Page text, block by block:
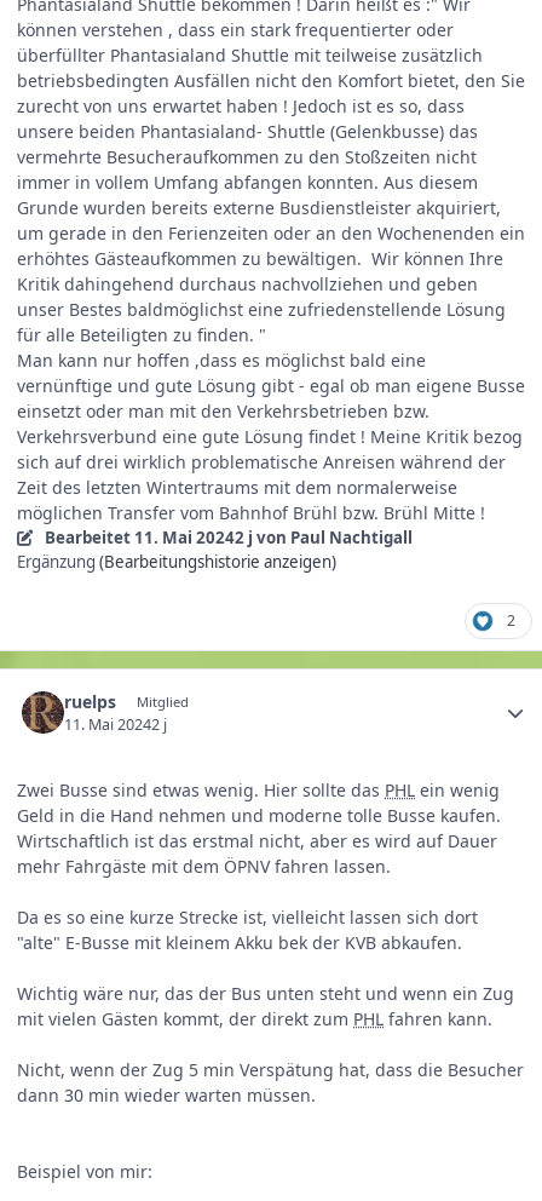
können verstehen , dass ein stark frequentierter oder
überfüllter Phantasialand Shuttle mit teilweise zusätzlich
betriebsbedingten Ausfällen nicht den Komfort bietet, den Sie
zurecht von uns erwartet haben ! Jedoch ist es so, dass
unsere beiden Phantasialand- Shuttle (Gelenkbusse) das
vermehrte Besucheraufkommen zu den Stoßzeiten nicht
immer in vollem Umfang abfangen konnten. Aus diesem
Grunde wurden bereits externe Busdienstleister akquiriert,
um gerade in den Ferienzeiten oder an den Wochenenden ein
erhöhtes Gästeaufkommen zu bewältigen. Wir können Ihre
Kritik dahingehend durchaus nachvollziehen und geben
unser Bestes baldmöglichst eine zufriedenstellende Lösung
für alle Beteiligten zu finden. "
Man kann nur hoffen ,dass es möglichst bald eine
vernünftige und gute Lösung gibt - egal ob man eigene Busse
einsetzt oder man mit den Verkehrsbetrieben bzw.
Verkehrsverbund eine gute Lösung findet ! Meine Kritik bezog
sich auf drei wirklich problematische Anreisen während der
Zeit des letzten Wintertraums mit dem normalerweise
möglichen Transfer vom Bahnhof Brühl bzw. Brühl Mitte !
Bearbeitet 11. Mai 20242 j von Paul Nachtigall
Ergänzung (Bearbeitungshistorie anzeigen)
2
ruelps Mitglied
11. Mai 20242 j
Zwei Busse sind etwas wenig. Hier sollte das PHL ein wenig
Geld in die Hand nehmen und moderne tolle Busse kaufen.
Wirtschaftlich ist das erstmal nicht, aber es wird auf Dauer
mehr Fahrgäste mit dem ÖPNV fahren lassen.
Da es so eine kurze Strecke ist, vielleicht lassen sich dort
"alte" E-Busse mit kleinem Akku bek der KVB abkaufen.
Wichtig wäre nur, das der Bus unten steht und wenn ein Zug
mit vielen Gästen kommt, der direkt zum PHL fahren kann.
Nicht, wenn der Zug 5 min Verspätung hat, dass die Besucher
dann 30 min wieder warten müssen.
Beispiel von mir: